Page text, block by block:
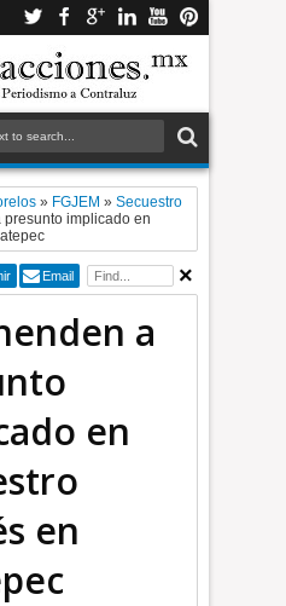
» FGJEM »Secuestro
implicado en
Email
a
en
en